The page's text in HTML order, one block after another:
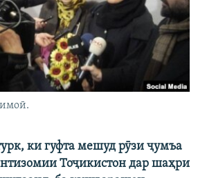
RFE/RL
ки гуфта мешуд рӯзи ҷумъа
Тоҷикистон дар шаҳри